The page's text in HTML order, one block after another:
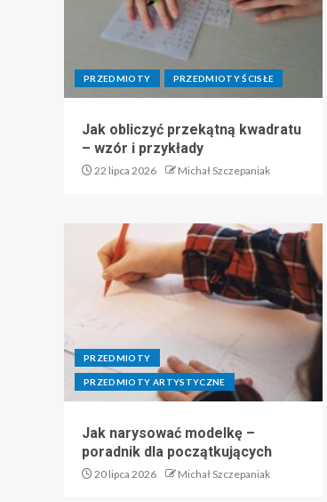
PRZEDMIOTY PRZEDMIOTY ŚCISŁE
Jak obliczyć przekątną kwadratu
– wzór i przykłady
22 lipca 2026 Michał Szczepaniak
PRZEDMIOTY
PRZEDMIOTY ARTYSTYCZNE
Jak narysować modelkę –
poradnik dla początkujących
20 lipca 2026 Michał Szczepaniak